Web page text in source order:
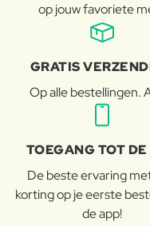
op jouw favoriete
GRATIS
Op alle bestellingen.
TOEGANG TOT
De beste ervaring
korting op je eerste
de app!